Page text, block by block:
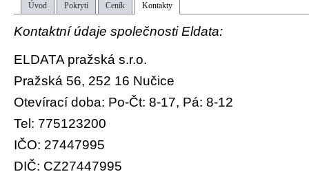
Úvod Pokrytí Ceník Kontakty
Kontaktní údaje společnosti Eldata:
ELDATA pražská s.r.o.
Pražská 56, 252 16 Nučice
Otevírací doba: Po-Čt: 8-17, Pá: 8-12
Tel: 775123200
IČO: 27447995
DIČ: CZ27447995